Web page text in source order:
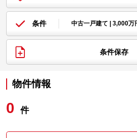
条件 中古一戸建て | 3,000
条件保存
物件情報
0 件